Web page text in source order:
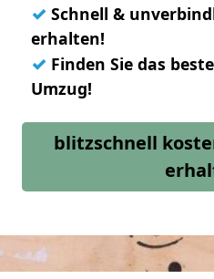
✓ Schnell &
erhalten!
✓ Finden Sie das
Umzug!
blitzschnell